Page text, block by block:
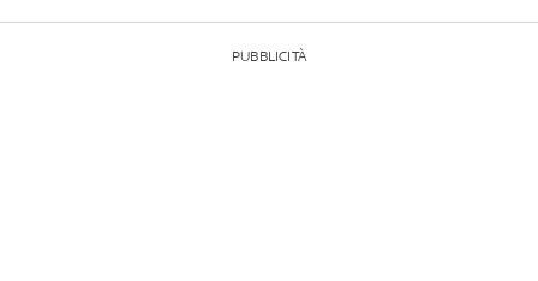
PUBBLICITÀ